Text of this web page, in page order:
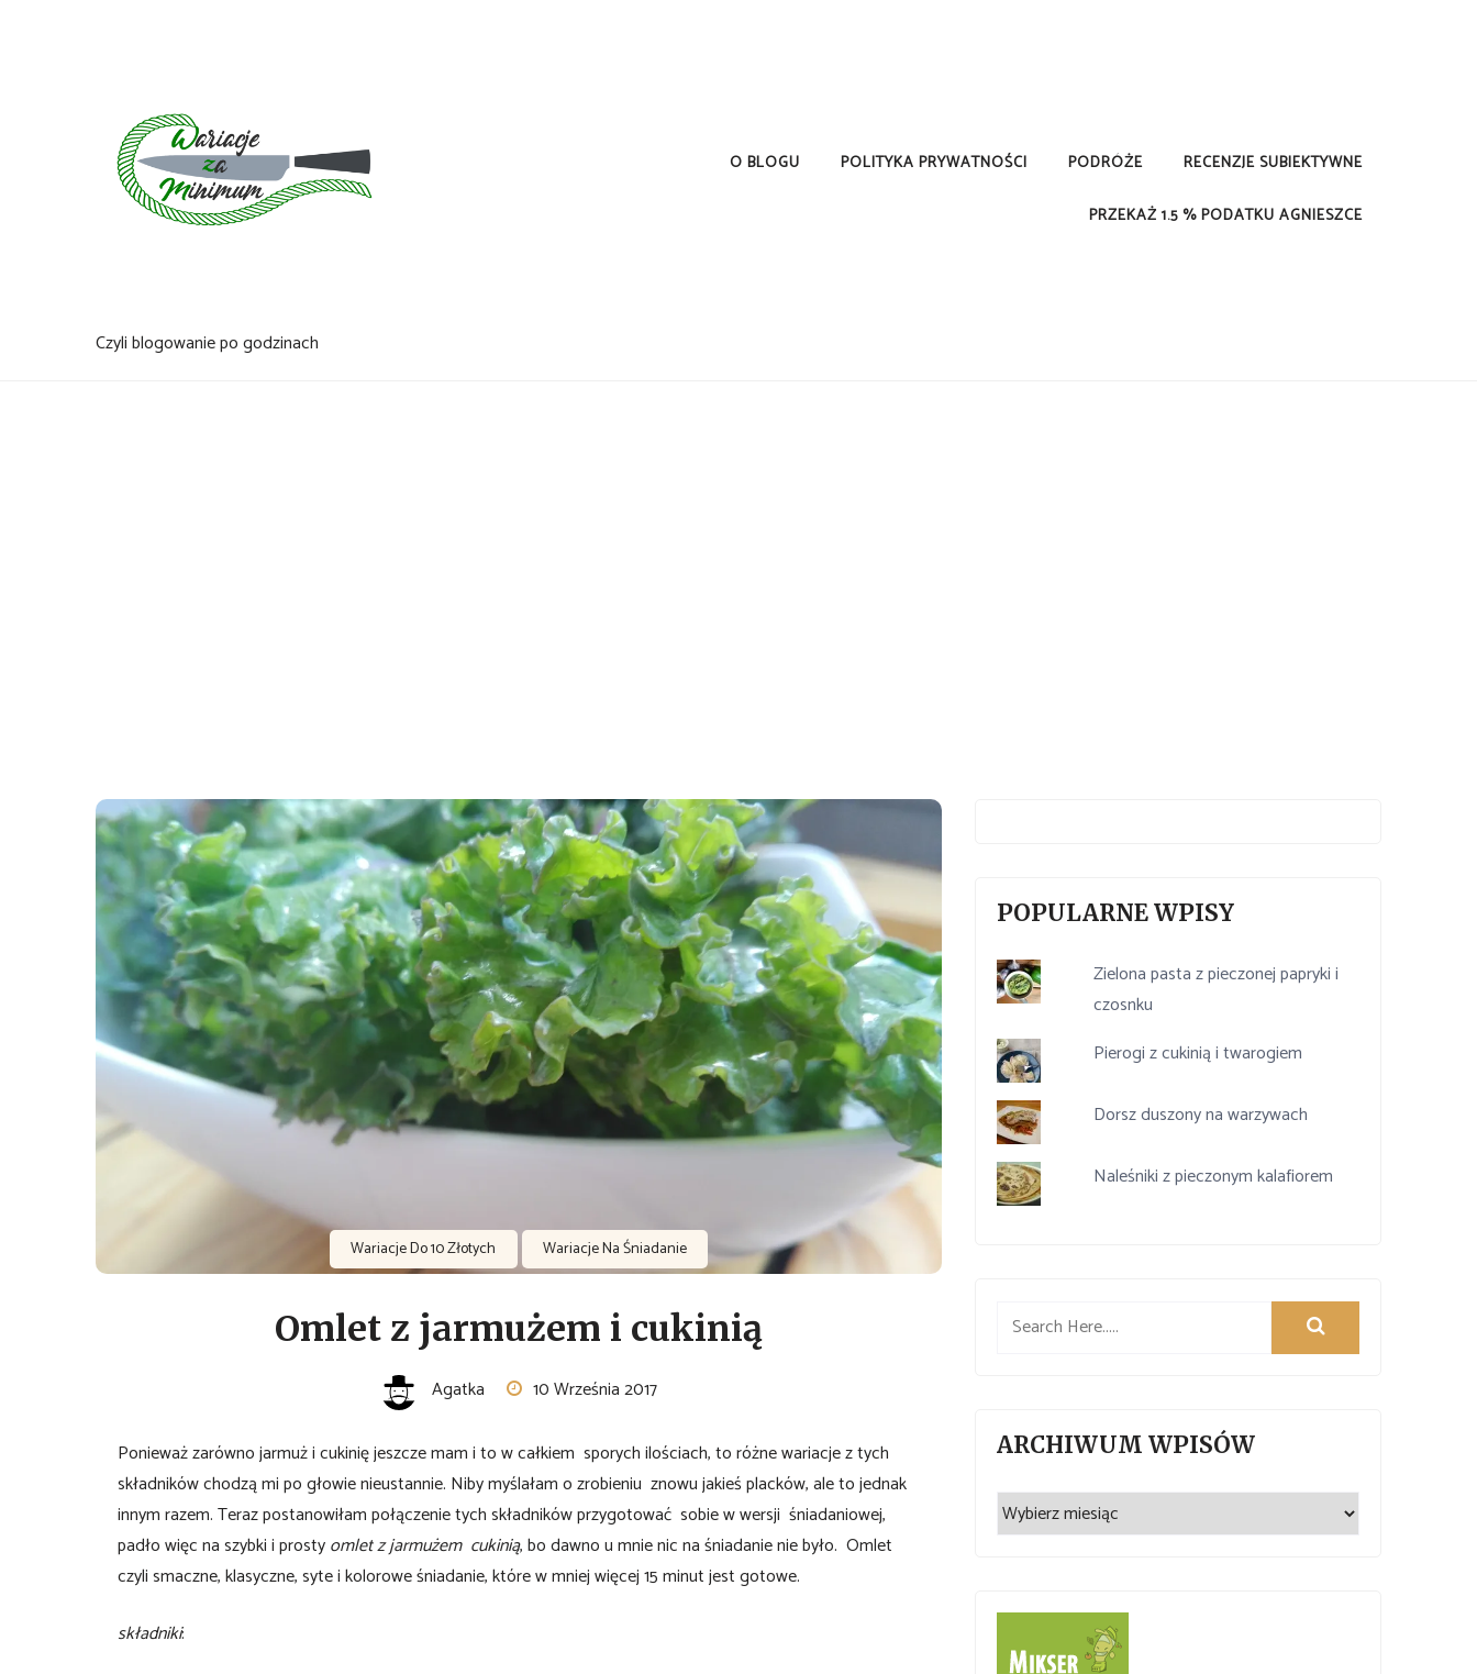
Czyli blogowanie po godzinach
O BLOGU POLITYKA PRYWATNOŚCI PODRÓŻE RECENZJE SUBIEKTYWNE
PRZEKAŻ 1.5 % PODATKU AGNIESZCE
Wariacje Do 10 Złotych Wariacje Na Śniadanie
Omlet z jarmużem i cukinią
Agatka 10 Września 2017
Ponieważ zarówno jarmuż i cukinię jeszcze mam i to w całkiem sporych ilościach, to różne wariacje z tych
składników chodzą mi po głowie nieustannie. Niby myślałam o zrobieniu znowu jakieś placków, ale to jednak
innym razem. Teraz postanowiłam połączenie tych składników przygotować sobie w wersji śniadaniowej,
padło więc na szybki i prostyomlet z jarmużem cukinią, bo dawnou mnie nic na śniadanie nie było. Omlet
czyli smaczne, klasyczne, syte i kolorowe śniadanie, które w mniej więcej 15 minut jest gotowe.
składniki:
POPULARNE WPISY
Zielona pasta z pieczonej papryki i
czosnku
Pierogi z cukinią i twarogiem
Dorsz duszony na warzywach
Naleśniki z pieczonym kalafiorem
ARCHIWUM WPISÓW
Archiwum
wpisów